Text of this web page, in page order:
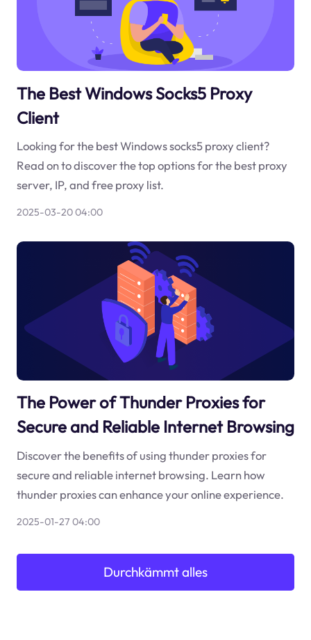
The Best Windows Socks5 Proxy
Client
Looking for the best Windows socks5 proxy client?
Read on to discover the top options for the best proxy
server, IP, and free proxy list.
2025-03-20 04:00
The Power of Thunder Proxies for
Secure and Reliable Internet Browsing
Discover the benefits of using thunder proxies for
secure and reliable internet browsing. Learn how
thunder proxies can enhance your online experience.
2025-01-27 04:00
Durchkämmt alles